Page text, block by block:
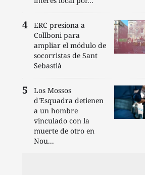
ERC presiona a
Collboni para
ampliar el módulo de
socorristas de Sant
Sebastià
Los Mossos
d'Esquadra detienen
a un hombre
vinculado con la
muerte de otro en
Nou...